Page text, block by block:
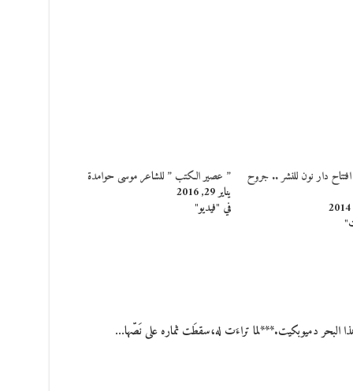
دار نون للنشر .. جروح
” عصير الكتب ” للشاعر موسى حوامدة
يناير 29, 2016
في "فيديو"
البحر دميوبكيت.***لما تراءَت له،سقطَت ثماره على نَصّها…